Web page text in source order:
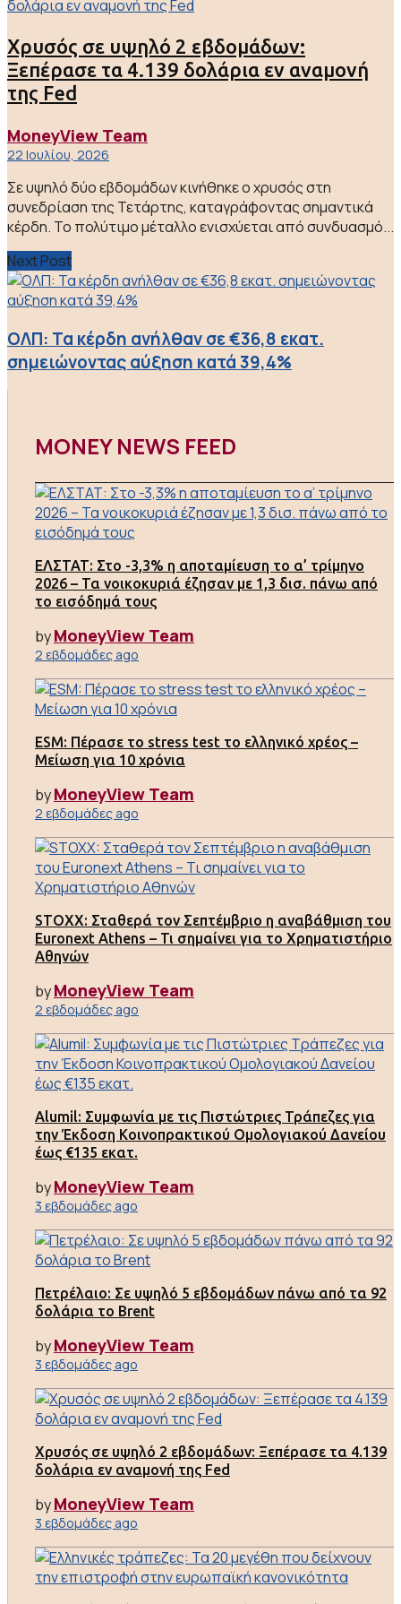
Χρυσός σε υψηλό 2 εβδομάδων:
Ξεπέρασε τα 4.139 δολάρια εν αναμονή
της Fed
MoneyView Team
22 Ιουλίου, 2026
Σε υψηλό δύο εβδομάδων κινήθηκε ο χρυσός στη
συνεδρίαση της Τετάρτης, καταγράφοντας σημαντικά
κέρδη. Το πολύτιμο μέταλλο ενισχύεται από συνδυασμό...
Next Post
OΛΠ: Τα κέρδη ανήλθαν σε €36,8 εκατ.
σημειώνοντας αύξηση κατά 39,4%
MONEY NEWS FEED
ΕΛΣΤΑΤ: Στο -3,3% η αποταμίευση το α’ τρίμηνο
2026 – Τα νοικοκυριά έζησαν με 1,3 δισ. πάνω από
το εισόδημά τους
byMoneyView Team
2 εβδομάδες ago
ESM: Πέρασε το stress test το ελληνικό χρέος –
Μείωση για 10 χρόνια
byMoneyView Team
2 εβδομάδες ago
STOXX: Σταθερά τον Σεπτέμβριο η αναβάθμιση του
Euronext Athens – Τι σημαίνει για το Χρηματιστήριο
Αθηνών
byMoneyView Team
2 εβδομάδες ago
Alumil: Συμφωνία με τις Πιστώτριες Τράπεζες για
την Έκδοση Κοινοπρακτικού Ομολογιακού Δανείου
έως €135 εκατ.
byMoneyView Team
3 εβδομάδες ago
Πετρέλαιο: Σε υψηλό 5 εβδομάδων πάνω από τα 92
δολάρια το Brent
byMoneyView Team
3 εβδομάδες ago
Χρυσός σε υψηλό 2 εβδομάδων: Ξεπέρασε τα 4.139
δολάρια εν αναμονή της Fed
byMoneyView Team
3 εβδομάδες ago